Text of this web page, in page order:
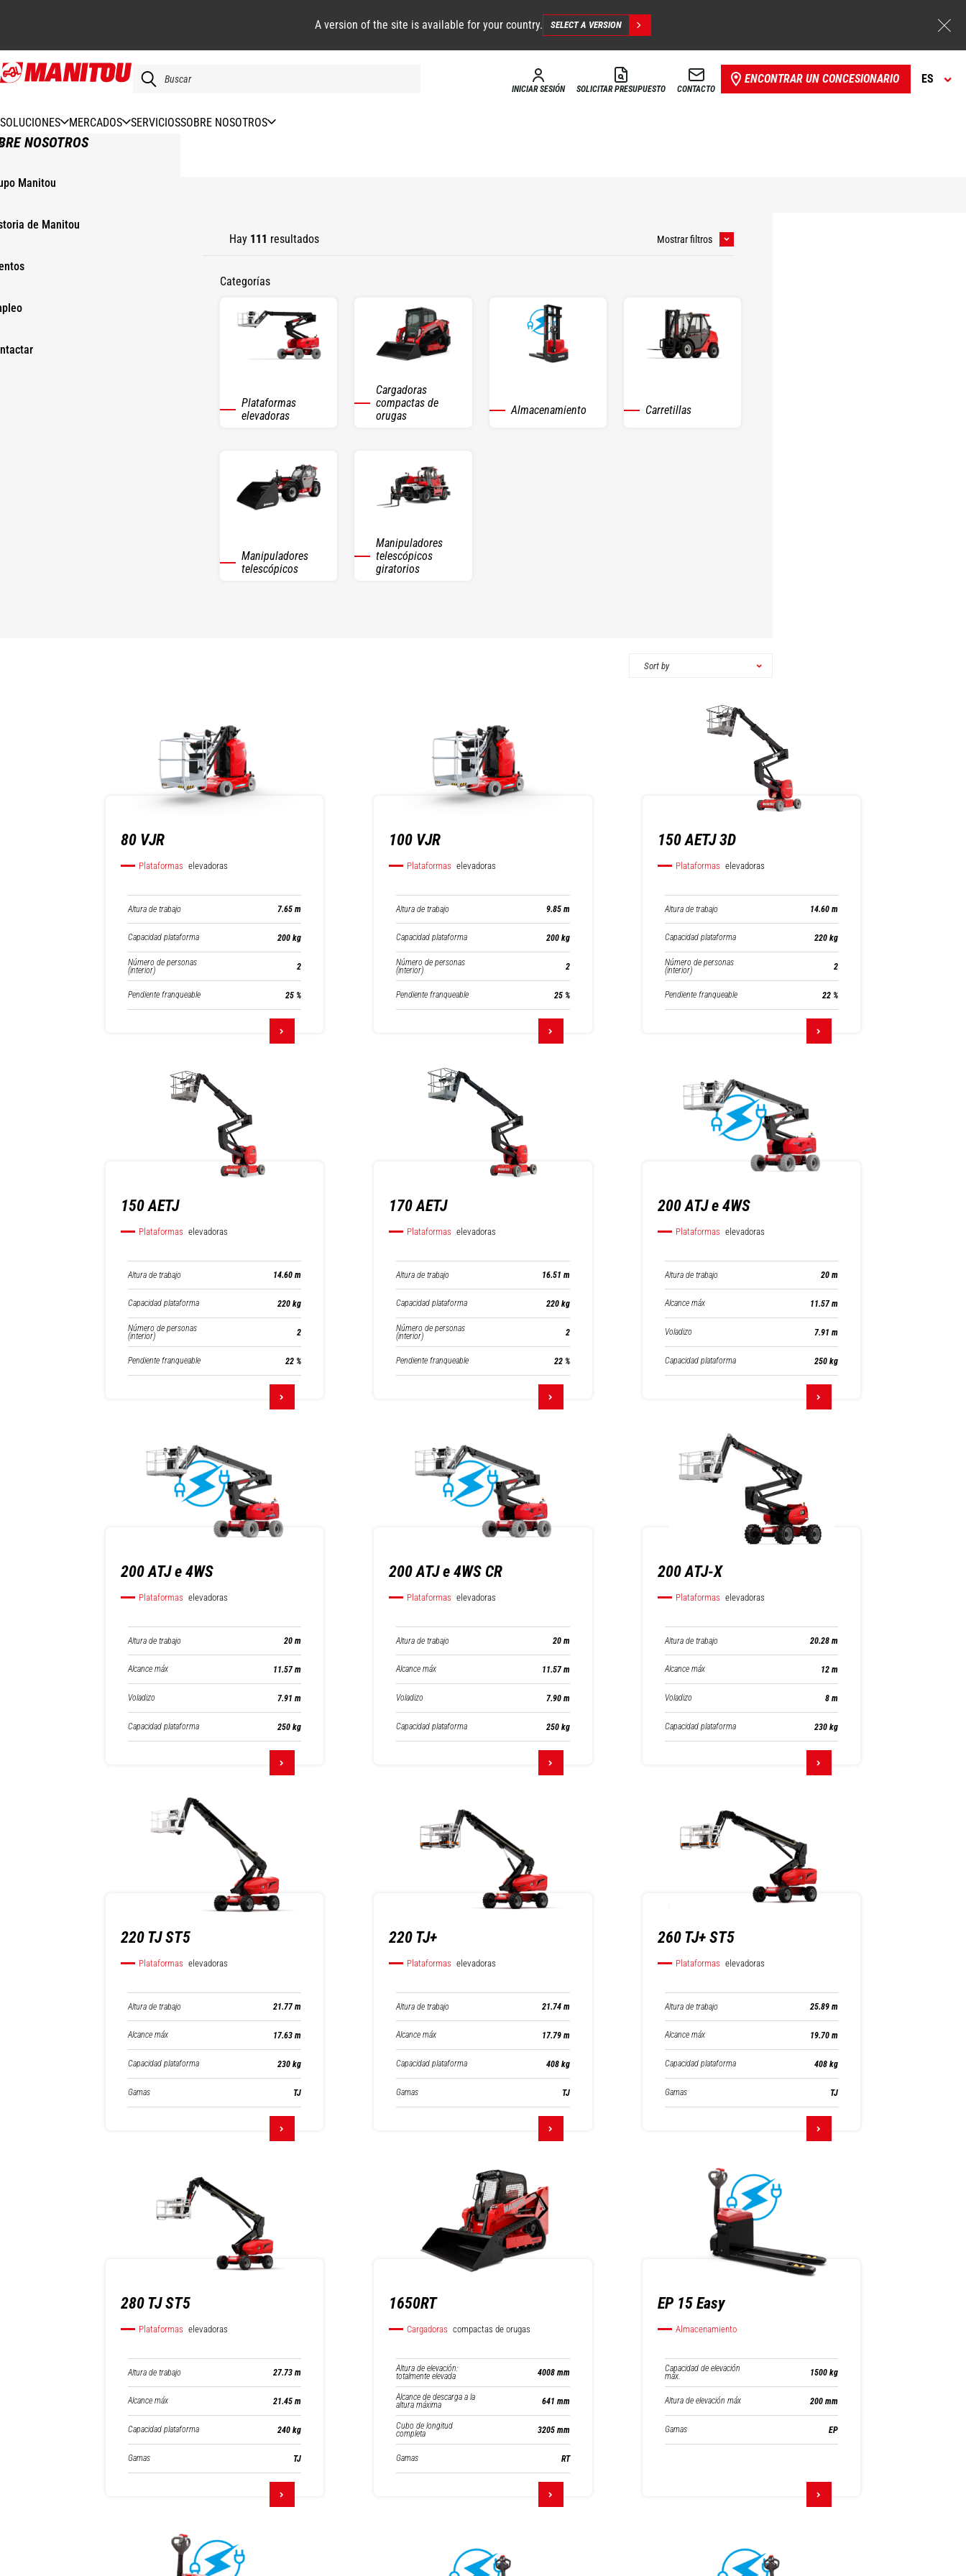
Pasar
al
A version of the site is available for your country. SELECT A VERSION
INICIAR SESIÓN SOLICITAR PRESUPUESTO CONTACTO
ENCONTRAR UN CONCESIONARIO ES
SOLUCIONES MERCADOS SERVICIOSSOBRE NOSOTROS
NOSOTROS
Manitou
de Manitou
Hay 111 resultados Mostrar filtros
Categorías
Plataformas
elevadoras
Cargadoras
compactas de
orugas
Almacenamiento Carretillas
Manipuladores
telescópicos
Manipuladores
telescópicos
giratorios
Sort by
80 VJR
Plataformas elevadoras
Altura de trabajo 7.65 m
Capacidad plataforma 200 kg
Número de personas
(interior) 2
Pendiente franqueable 25 %
100 VJR
Plataformas elevadoras
Altura de trabajo 9.85 m
Capacidad plataforma 200 kg
Número de personas
(interior) 2
Pendiente franqueable 25 %
150 AETJ 3D
Plataformas elevadoras
Altura de trabajo 14.60 m
Capacidad plataforma 220 kg
Número de personas
(interior) 2
Pendiente franqueable 22 %
150 AETJ
Plataformas elevadoras
Altura de trabajo 14.60 m
Capacidad plataforma 220 kg
Número de personas
(interior) 2
Pendiente franqueable 22 %
170 AETJ
Plataformas elevadoras
Altura de trabajo 16.51 m
Capacidad plataforma 220 kg
Número de personas
(interior) 2
Pendiente franqueable 22 %
200 ATJ e 4WS
Plataformas elevadoras
Altura de trabajo 20 m
Alcance máx 11.57 m
Voladizo 7.91 m
Capacidad plataforma 250 kg
200 ATJ e 4WS
Plataformas elevadoras
Altura de trabajo 20 m
Alcance máx 11.57 m
Voladizo 7.91 m
Capacidad plataforma 250 kg
200 ATJ e 4WS CR
Plataformas elevadoras
Altura de trabajo 20 m
Alcance máx 11.57 m
Voladizo 7.90 m
Capacidad plataforma 250 kg
200 ATJ-X
Plataformas elevadoras
Altura de trabajo 20.28 m
Alcance máx 12 m
Voladizo 8 m
Capacidad plataforma 230 kg
220 TJ ST5
Plataformas elevadoras
Altura de trabajo 21.77 m
Alcance máx 17.63 m
Capacidad plataforma 230 kg
Gamas TJ
220 TJ+
Plataformas elevadoras
Altura de trabajo 21.74 m
Alcance máx 17.79 m
Capacidad plataforma 408 kg
Gamas TJ
260 TJ+ ST5
Plataformas elevadoras
Altura de trabajo 25.89 m
Alcance máx 19.70 m
Capacidad plataforma 408 kg
Gamas TJ
280 TJ ST5
Plataformas elevadoras
Altura de trabajo 27.73 m
Alcance máx 21.45 m
Capacidad plataforma 240 kg
Gamas TJ
1650RT
Cargadoras compactas de orugas
Altura de elevación:
totalmente elevada 4008 mm
Alcance de descarga a la
altura máxima 641 mm
Cubo de longitud
completa 3205 mm
Gamas RT
EP 15 Easy
Almacenamiento
Capacidad de elevación
máx. 1500 kg
Altura de elevación máx 200 mm
Gamas EP